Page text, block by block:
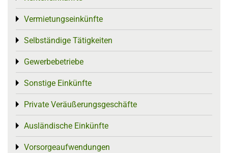
Vermietungseinkünfte
Toggle menu
Selbständige Tätigkeiten
Toggle menu
Gewerbebetriebe
Toggle menu
Sonstige Einkünfte
Toggle menu
Private Veräußerungsgeschäfte
Toggle menu
Ausländische Einkünfte
Toggle menu
Vorsorgeaufwendungen
Toggle menu